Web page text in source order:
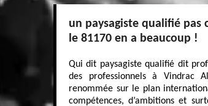
un paysagiste qualifié pas
le 81170 en a beaucoup !
Qui dit paysagiste qualifié dit
des professionnels à Vindrac
renommée sur le plan
compétences, d’ambitions et